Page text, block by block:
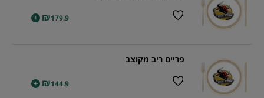
₪179.9
+
פריים ריב מקוצב
₪144.9
+